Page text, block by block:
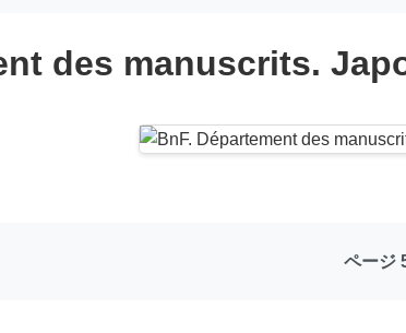
des manuscrits.
ページ